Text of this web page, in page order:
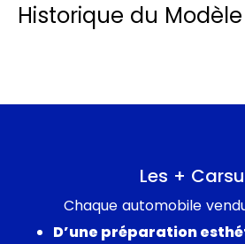
Historique du Modèle
Les +
Chaque automobile
D’une préparation